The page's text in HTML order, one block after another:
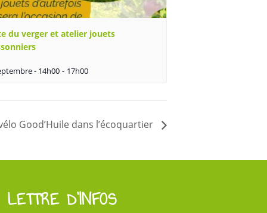
du verger et atelier jouets
- 14h00 - 17h00
Good’Huile dans l’écoquartier
LETTRE D’INFOS